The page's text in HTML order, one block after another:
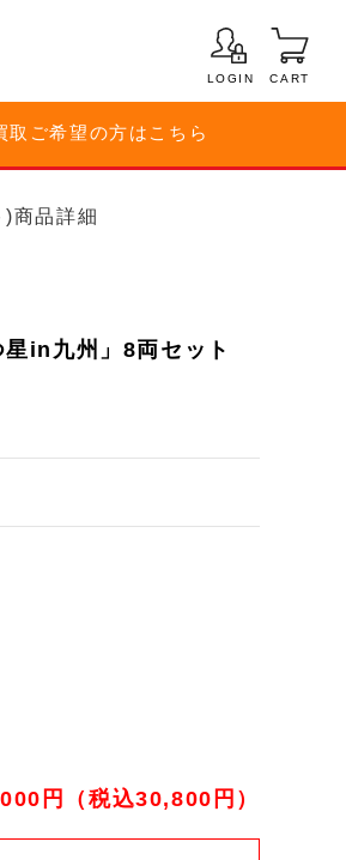
LOGIN CART
取 ご希望の方はこちら
商品詳細
星in九州」8両セット
円（税込30,800円）